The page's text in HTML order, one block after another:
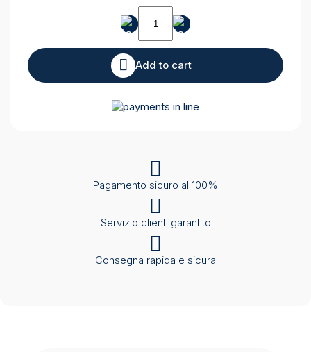
Organi
sensoriali
Add to cart
Pagamento sicuro al 100%
Servizio clienti garantito
Consegna rapida e sicura